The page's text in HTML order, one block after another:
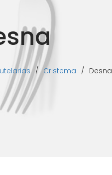
/ Cristema / Desna